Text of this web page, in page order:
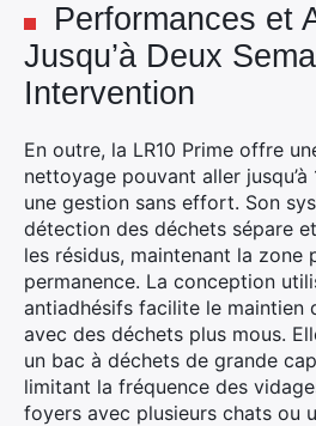
Performances et
Jusqu’à Deux
Intervention
En outre, la LR10 Prime offre
nettoyage pouvant aller
une gestion sans effort. Son
détection des déchets sépare
les résidus, maintenant la zone
permanence. La conception
antiadhésifs facilite le maintien
avec des déchets plus mous.
un bac à déchets de grande
limitant la fréquence des
foyers avec plusieurs chats ou